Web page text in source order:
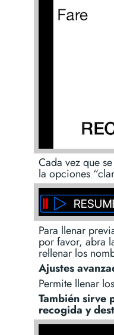
Cada vez que
la opciones
Para llenar
por favor, abra
rellenar los
Ajustes
Permite llenar
También sirve
recogida y